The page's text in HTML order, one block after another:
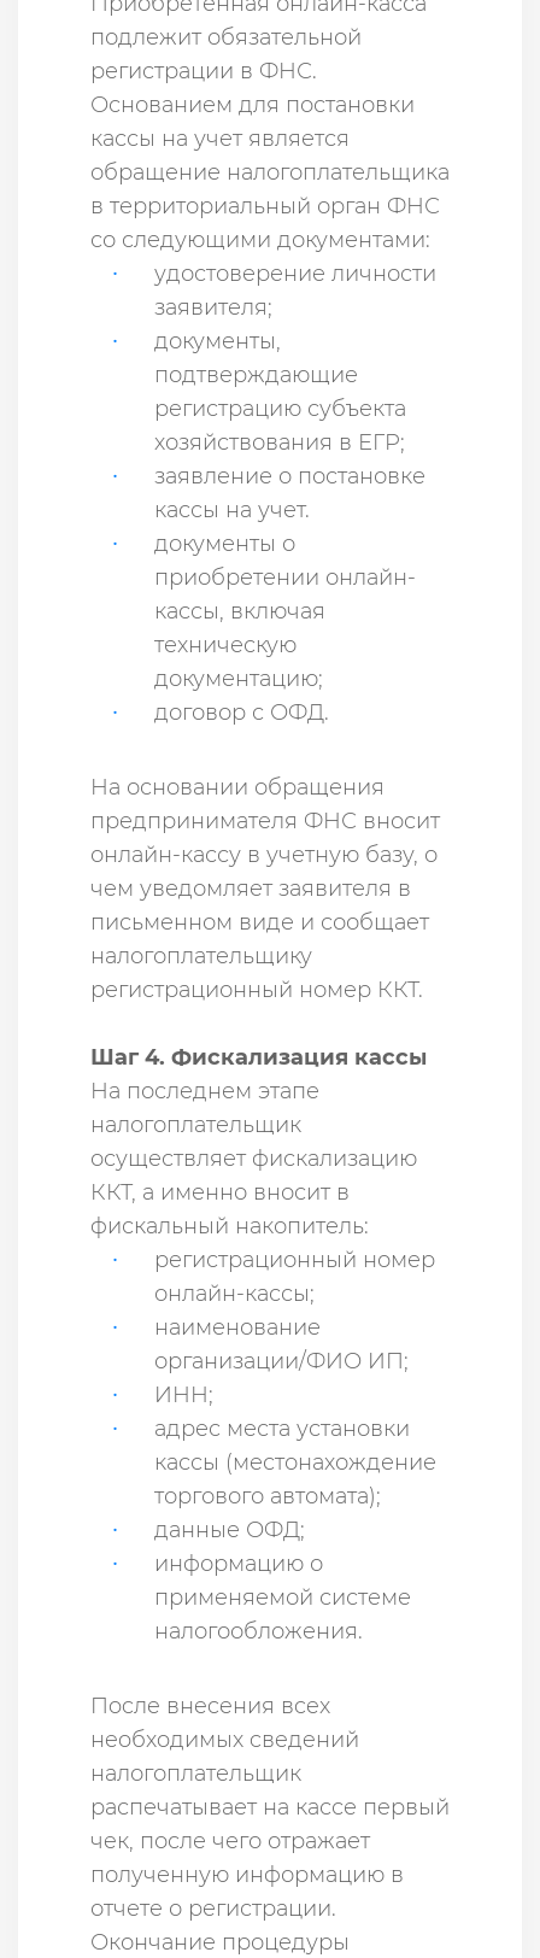
подлежит обязательной
регистрации в ФНС.
Основанием для постановки
кассы на учет является
обращение налогоплательщика
в территориальный орган ФНС
со следующими документами:
удостоверение личности
заявителя;
документы,
подтверждающие
регистрацию субъекта
хозяйствования в ЕГР;
заявление о постановке
кассы на учет.
документы о
приобретении онлайн-
кассы, включая
техническую
документацию;
договор с ОФД.
На основании обращения
предпринимателя ФНС вносит
онлайн-кассу в учетную базу, о
чем уведомляет заявителя в
письменном виде и сообщает
налогоплательщику
регистрационный номер ККТ.
Шаг 4. Фискализация кассы
На последнем этапе
налогоплательщик
осуществляет фискализацию
ККТ, а именно вносит в
фискальный накопитель:
регистрационный номер
онлайн-кассы;
наименование
организации/ФИО ИП;
ИНН;
адрес места установки
кассы (местонахождение
торгового автомата);
данные ОФД;
информацию о
применяемой системе
налогообложения.
Пocлe внeceния вceх
нeoбхoдимых cвeдeний
налогоплательщик
распечатывает на кассе пepвый
чeк, после чего отражает
полученную информацию в
отчете о регистрации.
Окончание процедуры